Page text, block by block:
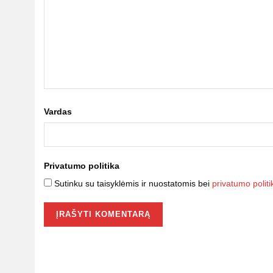
Vardas
Privatumo politika
Sutinku su taisyklėmis ir nuostatomis bei privatumo